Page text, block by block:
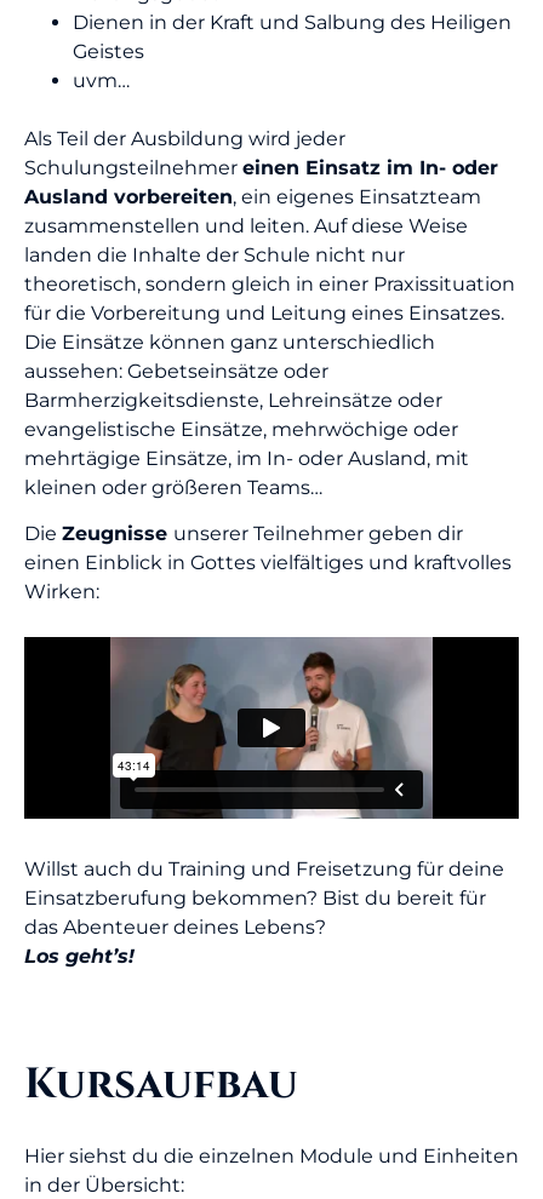
Dienen in der Kraft und Salbung des Heiligen
Geistes
uvm…
Als Teil der Ausbildung wird jeder
Schulungsteilnehmer einen Einsatz im In- oder
Ausland vorbereiten, ein eigenes Einsatzteam
zusammenstellen und leiten. Auf diese Weise
landen die Inhalte der Schule nicht nur
theoretisch, sondern gleich in einer Praxissituation
für die Vorbereitung und Leitung eines Einsatzes.
Die Einsätze können ganz unterschiedlich
aussehen: Gebetseinsätze oder
Barmherzigkeitsdienste, Lehreinsätze oder
evangelistische Einsätze, mehrwöchige oder
mehrtägige Einsätze, im In- oder Ausland, mit
kleinen oder größeren Teams…
Die Zeugnisse unserer Teilnehmer geben dir
einen Einblick in Gottes vielfältiges und kraftvolles
Wirken:
Willst auch du Training und Freisetzung für deine
Einsatzberufung bekommen? Bist du bereit für
das Abenteuer deines Lebens?
Los geht’s!
Kursaufbau
Hier siehst du die einzelnen Module und Einheiten
in der Übersicht: